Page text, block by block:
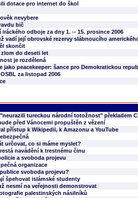
dotace pro internet do škol
nevybere
bič
odboje za dny 1. -- 15. prosince 2006
vadí její obrovské rezervy slábnoucího
skončit
zlom do deseti let
je rozdělená
jako peacekeeper: šance pro Demokratickou
za listopad 2006
tureckou národní totožnost" překladem
před Vánocemi propuštěn z vězení
přístup k Wikipedii, k Amazonu a YouTube
určovat, co si máme myslet?
navádění k trestnému činu
a svoboda projevu
organizace
svoboda projevu?
špehovat islámské studenty
nesmí na veřejnosti demonstrovat
palestinských násilníků